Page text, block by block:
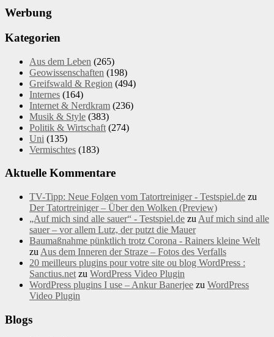
Werbung
Kategorien
Aus dem Leben (265)
Geowissenschaften (198)
Greifswald & Region (494)
Internes (164)
Internet & Nerdkram (236)
Musik & Style (383)
Politik & Wirtschaft (274)
Uni (135)
Vermischtes (183)
Aktuelle Kommentare
TV-Tipp: Neue Folgen vom Tatortreiniger - Testspiel.de zu
Der Tatortreiniger – Über den Wolken (Preview)
„Auf mich sind alle sauer“ - Testspiel.de zu Auf mich sind alle
sauer – vor allem Lutz, der putzt die Mauer
Baumaßnahme pünktlich trotz Corona - Rainers kleine Welt
zu Aus dem Inneren der Straze – Fotos des Verfalls
20 meilleurs plugins pour votre site ou blog WordPress :
Sanctius.net zu WordPress Video Plugin
WordPress plugins I use – Ankur Banerjee zu WordPress
Video Plugin
Blogs